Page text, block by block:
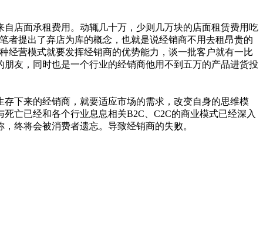
店面承租费用。动辄几十万，少则几万块的店面租赁费用吃
者提出了弃店为库的概念，也就是说经销商不用去租昂贵的
经营模式就要发挥经销商的优势能力，谈一批客户就有一比
友，同时也是一个行业的经销商他用不到五万的产品进货投
存下来的经销商，就要适应市场的需求，改变自身的思维模
亡已经和各个行业息息相关B2C、C2C的商业模式已经深入
终将会被消费者遗忘。导致经销商的失败。